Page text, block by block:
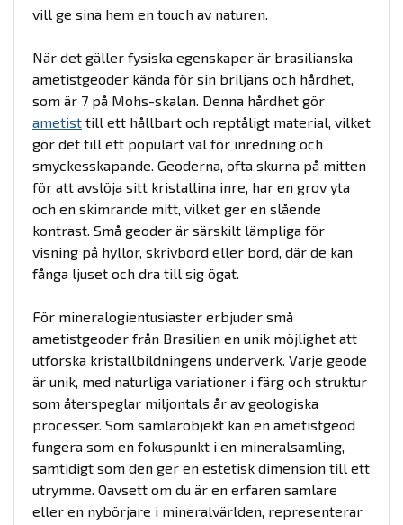
vill ge sina hem en touch av naturen.
När det gäller fysiska egenskaper är brasilianska
ametistgeoder kända för sin briljans och hårdhet,
som är 7 på Mohs-skalan. Denna hårdhet gör
ametist till ett hållbart och reptåligt material, vilket
gör det till ett populärt val för inredning och
smyckesskapande. Geoderna, ofta skurna på mitten
för att avslöja sitt kristallina inre, har en grov yta
och en skimrande mitt, vilket ger en slående
kontrast. Små geoder är särskilt lämpliga för
visning på hyllor, skrivbord eller bord, där de kan
fånga ljuset och dra till sig ögat.
För mineralogientusiaster erbjuder små
ametistgeoder från Brasilien en unik möjlighet att
utforska kristallbildningens underverk. Varje geode
är unik, med naturliga variationer i färg och struktur
som återspeglar miljontals år av geologiska
processer. Som samlarobjekt kan en ametistgeod
fungera som en fokuspunkt i en mineralsamling,
samtidigt som den ger en estetisk dimension till ett
utrymme. Oavsett om du är en erfaren samlare
eller en nybörjare i mineralvärlden, representerar